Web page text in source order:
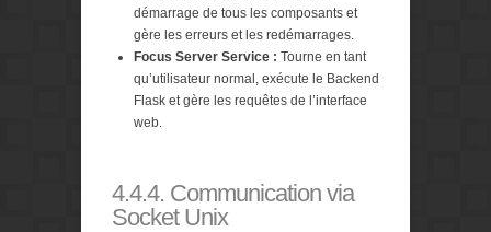
démarrage de tous les composants et
gère les erreurs et les redémarrages.
Focus Server Service : Tourne en tant
qu’utilisateur normal, exécute le Backend
Flask et gère les requêtes de l’interface
web.
4.4.4. Communication via
Socket Unix